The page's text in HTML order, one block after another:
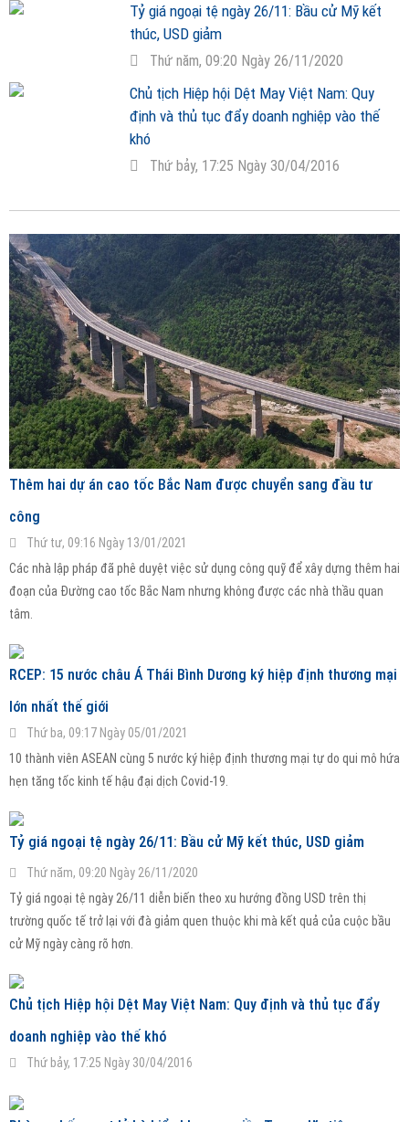
Tỷ giá ngoại tệ ngày 26/11: Bầu cử Mỹ kết
thúc, USD giảm
Thứ năm, 09:20 Ngày 26/11/2020
Chủ tịch Hiệp hội Dệt May Việt Nam: Quy
định và thủ tục đẩy doanh nghiệp vào thế
khó
Thứ bảy, 17:25 Ngày 30/04/2016
Thêm hai dự án cao tốc Bắc Nam được chuyển sang đầu tư
công
Thứ tư, 09:16 Ngày 13/01/2021
Các nhà lập pháp đã phê duyệt việc sử dụng công quỹ để xây dựng thêm hai
đoạn của Đường cao tốc Bắc Nam nhưng không được các nhà thầu quan
tâm.
RCEP: 15 nước châu Á Thái Bình Dương ký hiệp định thương mại
lớn nhất thế giới
Thứ ba, 09:17 Ngày 05/01/2021
10 thành viên ASEAN cùng 5 nước ký hiệp định thương mại tự do qui mô hứa
Tỷ giá ngoại tệ ngày 26/11: Bầu cử Mỹ kết thúc, USD giảm
Thứ năm, 09:20 Ngày 26/11/2020
Tỷ giá ngoại tệ ngày 26/11 diễn biến theo xu hướng đồng USD trên thị
trường quốc tế trở lại với đà giảm quen thuộc khi mà kết quả của cuộc bầu
cử Mỹ ngày càng rõ hơn.
Chủ tịch Hiệp hội Dệt May Việt Nam: Quy định và thủ tục đẩy
doanh nghiệp vào thế khó
Thứ bảy, 17:25 Ngày 30/04/2016